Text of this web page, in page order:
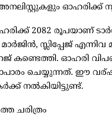
അനലിസ്റ്റുകളും
2082 രൂപയാണ്
മാർജിൻ, സ്ലിപ്പേജ്
കണ്ടെത്തി. ഓഹരി
ചെയ്യുന്നത്. ഈ
നൽകിയിട്ടുണ്ട്.
ചരിത്രം